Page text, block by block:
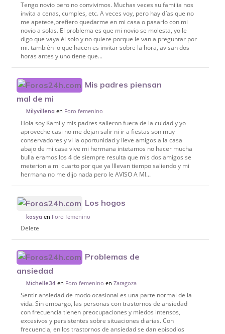
Tengo novio pero no convivimos. Muchas veces su familia nos
invita a cenas, cumples, etc. A veces voy, pero hay días que no
me apetece,prefiero quedarme en mi casa o pasarlo con mi
novio a solas. El problema es que mi novio se molesta, yo le
digo que vaya él solo y no quiere porque le van a preguntar por
mi. también lo que hacen es invitar sobre la hora, avisan dos
horas antes y uno tiene que...
Mis padres piensan
mal de mi
Milyvillena en Foro femenino
Hola soy Kamily mis padres salieron fuera de la cuidad y yo
aproveche casi no me dejan salir ni ir a fiestas son muy
conservadores y vi la oportunidad y lleve amigos a la casa
abajo de mi casa vive mi hermana intetamos no hacer mucha
bulla eramos los 4 de siempre resulta que mis dos amigos se
meterion a mi cuarto por que ya lllevan tiempo saliendo y mi
hermana no me dijo nada pero le AVISO A MI...
Los hogos
kasya en Foro femenino
Delete
Problemas de
ansiedad
Michelle34 en Foro femenino enZaragoza
Sentir ansiedad de modo ocasional es una parte normal de la
vida. Sin embargo, las personas con trastornos de ansiedad
con frecuencia tienen preocupaciones y miedos intensos,
excesivos y persistentes sobre situaciones diarias. Con
frecuencia, en los trastornos de ansiedad se dan episodios